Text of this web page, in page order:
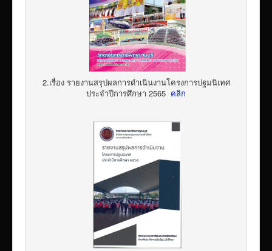
2.เรื่อง รายงานสรุปผลการดำเนินงานโครงการปฐมนิเทศ
ประจำปีการศึกษา 2565 คลิก